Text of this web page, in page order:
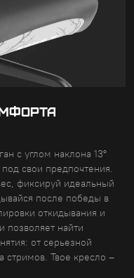
с углом наклона 13°
свои предпочтения.
фиксируй идеальный
после победы в
откидывания и
позволяет найти
от серьезной
стримов. Твое кресло –